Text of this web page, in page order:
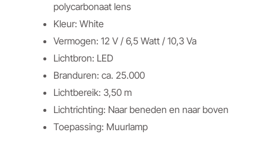
polycarbonaat lens
Kleur: White
Vermogen: 12 V / 6,5 Watt / 10,3 Va
Lichtbron: LED
Branduren: ca. 25.000
Lichtbereik: 3,50 m
Lichtrichting: Naar beneden en naar boven
Toepassing: Muurlamp